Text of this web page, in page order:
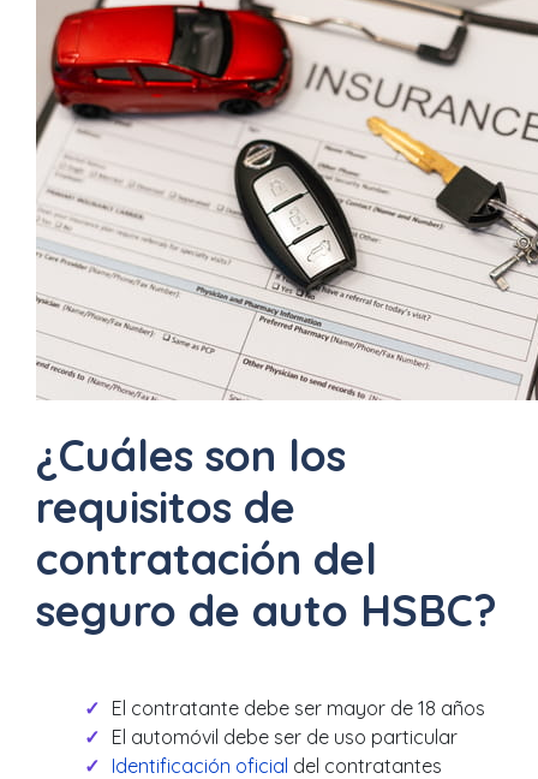
¿Cuáles son los
requisitos de
contratación del
seguro de auto HSBC?
El contratante debe ser mayor de 18 años
El automóvil debe ser de uso particular
Identificación oficial del contratantes